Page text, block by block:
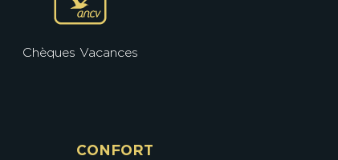
Chèques Vacances
CONFORT